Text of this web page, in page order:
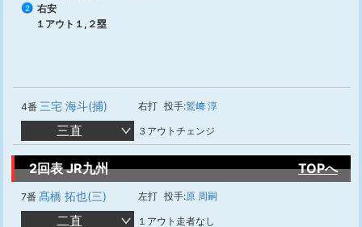
2
右安
１アウト１,２塁
4番 三宅 海斗(捕) 右打 投手:鷲﨑 淳
三直 ３アウトチェンジ
2回表 JR九州 TOPへ
7番 髙橋 拓也(三) 左打 投手:原 周嗣
二直 １アウト走者なし